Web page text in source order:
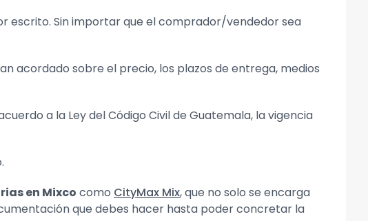
escrito. Sin importar que el comprador/vendedor sea
acordado sobre el precio, los plazos de entrega, medios
a la Ley del Código Civil de Guatemala, la vigencia
en Mixco como CityMax Mix, que no solo se encarga
que debes hacer hasta poder concretar la